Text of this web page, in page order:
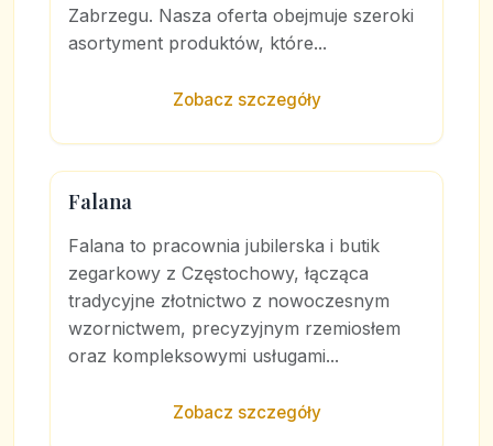
Zabrzegu. Nasza oferta obejmuje szeroki
asortyment produktów, które...
Zobacz szczegóły
Falana
Falana to pracownia jubilerska i butik
zegarkowy z Częstochowy, łącząca
tradycyjne złotnictwo z nowoczesnym
wzornictwem, precyzyjnym rzemiosłem
oraz kompleksowymi usługami...
Zobacz szczegóły